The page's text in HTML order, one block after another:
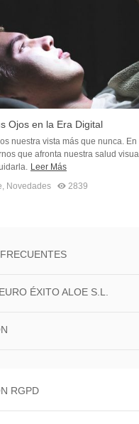
Ojos en la Era Digital
nuestra vista más que nunca.
que afronta nuestra salud
Leer Más
, Novedades 2839
ÉXITO ALOE S.L.
RGPD